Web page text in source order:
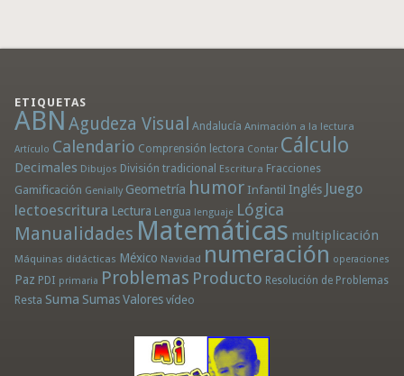
ETIQUETAS
ABN Agudeza Visual Andalucía Animación a la lectura
Artículo Calendario Comprensión lectora Contar Cálculo
Decimales Dibujos División tradicional Escritura Fracciones
Gamificación Genially Geometría humor Infantil Inglés Juego
lectoescritura Lectura Lengua lenguaje Lógica
Manualidades Matemáticas multiplicación
Máquinas didácticas México Navidad numeración operaciones
Paz PDI primaria Problemas Producto Resolución de Problemas
Resta Suma Sumas Valores vídeo